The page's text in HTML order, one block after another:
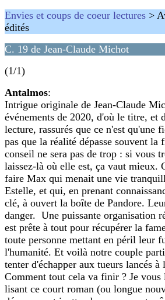
Envies et coups de coeur lectures >
édités
C. 19 de Jean-Claude Michot
(1/1)
Antalmos:
Intrigue originale de Jean-Claude
événements de 2020, d'où le titre, et
lecture, rassurés que ce n'est qu'une
pas que la réalité dépasse souvent
conseil ne sera pas de trop : si vous
laissez-là où elle est, ça vaut mieux.
faire Max qui menait une vie
Estelle, et qui, en prenant
clé, à ouvert la boîte de Pandore.
danger. Une puissante organisation
est prête à tout pour récupérer la
toute personne mettant en péril leur
l'humanité. Et voilà notre couple
tenter d'échapper aux tueurs lancés à
Comment tout cela va finir ? Je vous
lisant ce court roman (ou longue